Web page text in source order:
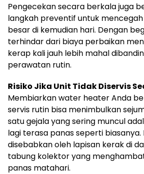
Pengecekan secara berkala juga
langkah preventif untuk
besar di kemudian hari. Dengan
terhindar dari biaya perbaikan
kerap kali jauh lebih mahal
perawatan rutin.
Risiko Jika Unit Tidak Diservis
Membiarkan water heater Anda
servis rutin bisa menimbulkan
satu gejala yang sering muncul
lagi terasa panas seperti biasanya.
disebabkan oleh lapisan kerak di
tabung kolektor yang
panas matahari.